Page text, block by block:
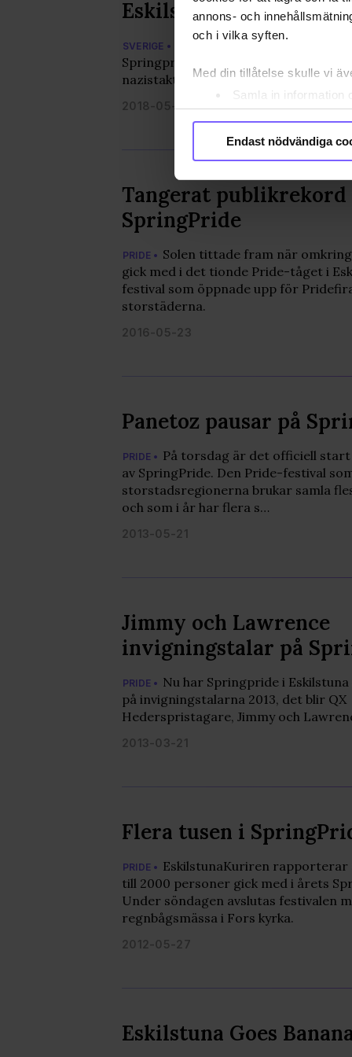
annons- och
och i vilka syften.
Med din tillåtelse skulle vi
Samla in information
Identifiera din enhet
Ta reda på mer om hur
Vi använder
sociala medier och
till de sociala medier och
med annan information
godkänner våra cookies vid
Endast nödvändiga
Eskilstuna Pride
SVERIGE •
Imorgon är det dags för
Springpride. Men redan nu är det
nazistaktioner mot arrangörerna.
2018-05-18
Tangerat publikrekord
SpringPride
PRIDE • Solen tittade fram när
gick med i det tionde Pride-tåget i
festival som öppnade upp för
storstäderna.
2016-05-23
Panetoz pausar på
PRIDE • På torsdag är det officiell
av SpringPride. Den Pride-festival
storstadsregionerna brukar samla
och som i år har flera s…
2013-05-21
Jimmy och Lawrence
invigningstalar på
PRIDE • Nu har Springpride i
på invigningstalarna 2013, det blir QX
Hederspristagare, Jimmy och
2013-03-21
Flera tusen i
PRIDE • EskilstunaKuriren rapporterar
till 2000 personer gick med i årets
Under söndagen avslutas festivalen
regnbågsmässa i Fors kyrka.
2012-05-27
Eskilstuna Goes